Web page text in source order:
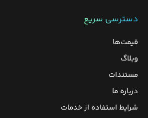
دسترسی سریع
قیمت‌ها
وبلاگ
مستندات
درباره ما
شرایط استفاده از خدمات